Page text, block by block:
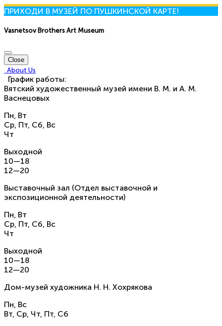
ПРИХОДИ В МУЗЕЙ ПО ПУШКИНСКОЙ КАРТЕ!
Vasnetsov Brothers Art Museum
Close
About Us
График работы:
Вятский художественный музей имени В. М. и А. М.
Васнецовых
Пн, Вт
Ср, Пт, Сб, Вс
Чт
Выходной
10—18
12—20
Выставочный зал (Отдел выставочной и
экспозиционной деятельности)
Пн, Вт
Ср, Пт, Сб, Вс
Чт
Выходной
10—18
12—20
Дом-музей художника Н. Н. Хохрякова
Пн, Вс
Вт, Ср, Чт, Пт, Сб